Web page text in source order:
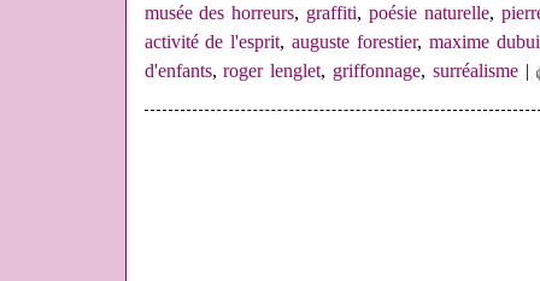
musée des horreurs, graffiti, poésie naturelle,
activité de l'esprit,auguste forestier, maxime
d'enfants,roger lenglet, griffonnage, surréalisme|